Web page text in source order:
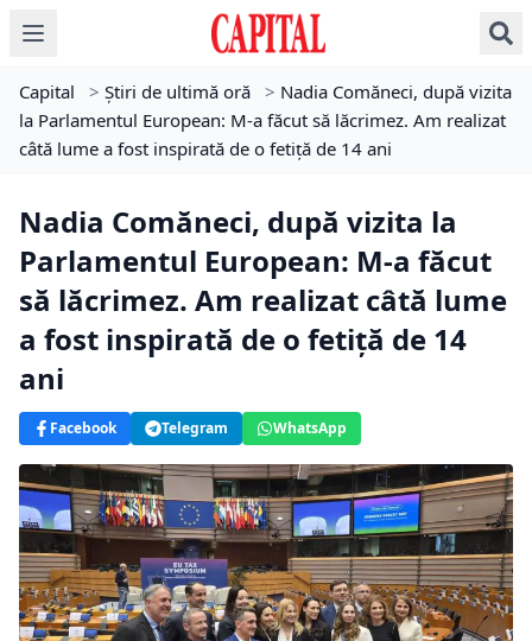
Capital > Știri de ultimă oră > Nadia Comăneci, după vizita
la Parlamentul European: M-a făcut să lăcrimez. Am realizat
câtă lume a fost inspirată de o fetiţă de 14 ani
Nadia Comăneci, după vizita la
Parlamentul European: M-a făcut
să lăcrimez. Am realizat câtă lume
a fost inspirată de o fetiţă de 14
ani
Facebook Telegram WhatsApp